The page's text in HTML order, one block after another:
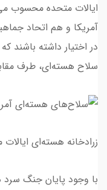
ایالات متحده محسوب
آمریکا و هم اتحاد
در اختیار داشته باشند
سلاح هسته‌ای، طرف
زرادخانه هسته‌ای
با وجود پایان جنگ